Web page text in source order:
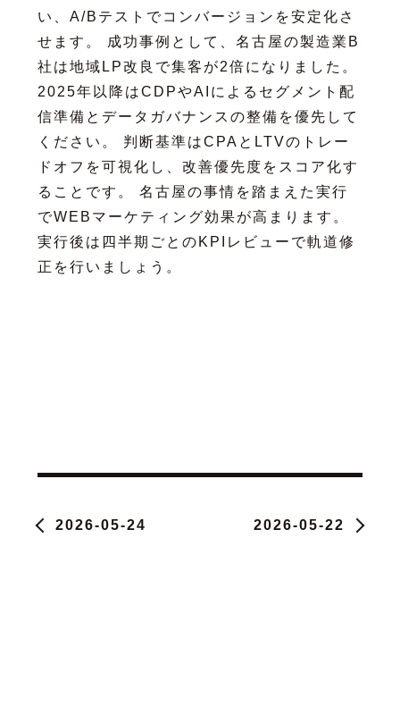
い、A/Bテストでコンバージョンを安定化さ
せます。 成功事例として、名古屋の製造業B
社は地域LP改良で集客が2倍になりました。
2025年以降はCDPやAIによるセグメント配
信準備とデータガバナンスの整備を優先して
ください。 判断基準はCPAとLTVのトレー
ドオフを可視化し、改善優先度をスコア化す
ることです。 名古屋の事情を踏まえた実行
でWEBマーケティング効果が高まります。
実行後は四半期ごとのKPIレビューで軌道修
正を行いましょう。
2026-05-24 2026-05-22